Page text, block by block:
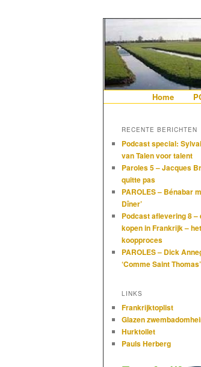
De
Spring
Spring
Home
RECENTE BERICHTEN
Podcast special:
van Talen voor talent
Paroles 5 – Jacques
quitte pas
PAROLES – Bénabar
Dîner’
Podcast aflevering 8 –
kopen in Frankrijk – het
koopproces
PAROLES – Dick
‘Comme Saint Thomas’
LINKS
Frankrijktoplist
Glazen
Hurktoilet
Pauls Herberg